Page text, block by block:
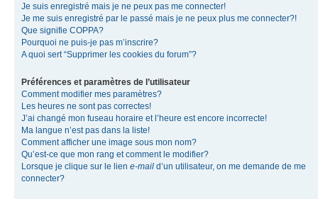
Je suis enregistré mais je ne peux pas me connecter!
Je me suis enregistré par le passé mais je ne peux plus me connecter?!
Que signifie COPPA?
Pourquoi ne puis-je pas m’inscrire?
A quoi sert “Supprimer les cookies du forum”?
Préférences et paramètres de l’utilisateur
Comment modifier mes paramètres?
Les heures ne sont pas correctes!
J’ai changé mon fuseau horaire et l’heure est encore incorrecte!
Ma langue n’est pas dans la liste!
Comment afficher une image sous mon nom?
Qu’est-ce que mon rang et comment le modifier?
Lorsque je clique sur le lien e-mail d’un utilisateur, on me demande de me
connecter?